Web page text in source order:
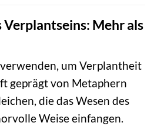
Verplantseins: Mehr als
um Verplantheit
geprägt von Metaphern
die das Wesen des
Weise einfangen.